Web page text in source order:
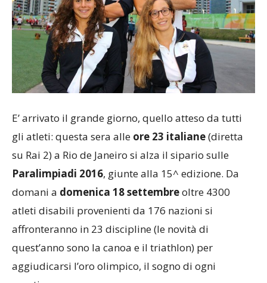
E’ arrivato il grande giorno, quello atteso da tutti
gli atleti: questa sera alle ore 23 italiane(diretta
su Rai 2) a Rio de Janeiro si alza il sipario sulle
Paralimpiadi 2016, giunte alla 15^ edizione. Da
domani a domenica 18 settembreoltre 4300
atleti disabili provenienti da 176 nazioni si
affronteranno in 23 discipline (le novità di
quest’anno sono la canoa e il triathlon) per
aggiudicarsi l’oro olimpico, il sogno di ogni